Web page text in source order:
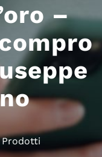
–
Prodotti